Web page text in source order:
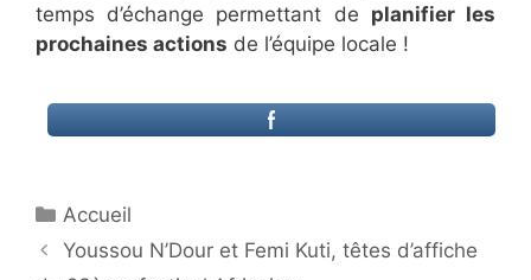
temps d’échange permettant de planifier les
prochaines actions de l’équipe locale !
Catégories
Accueil
Youssou N’Dour et Femi Kuti, têtes d’affiche